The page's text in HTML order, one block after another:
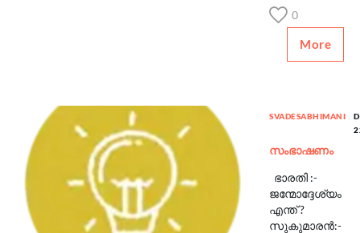
0
More
SVADESABHIMANI
സംഭാഷണം
ഭാരതി :-
ജന്മോദ്ദേശ്യം
എന്ത് ?
സുകുമാരൻ:-